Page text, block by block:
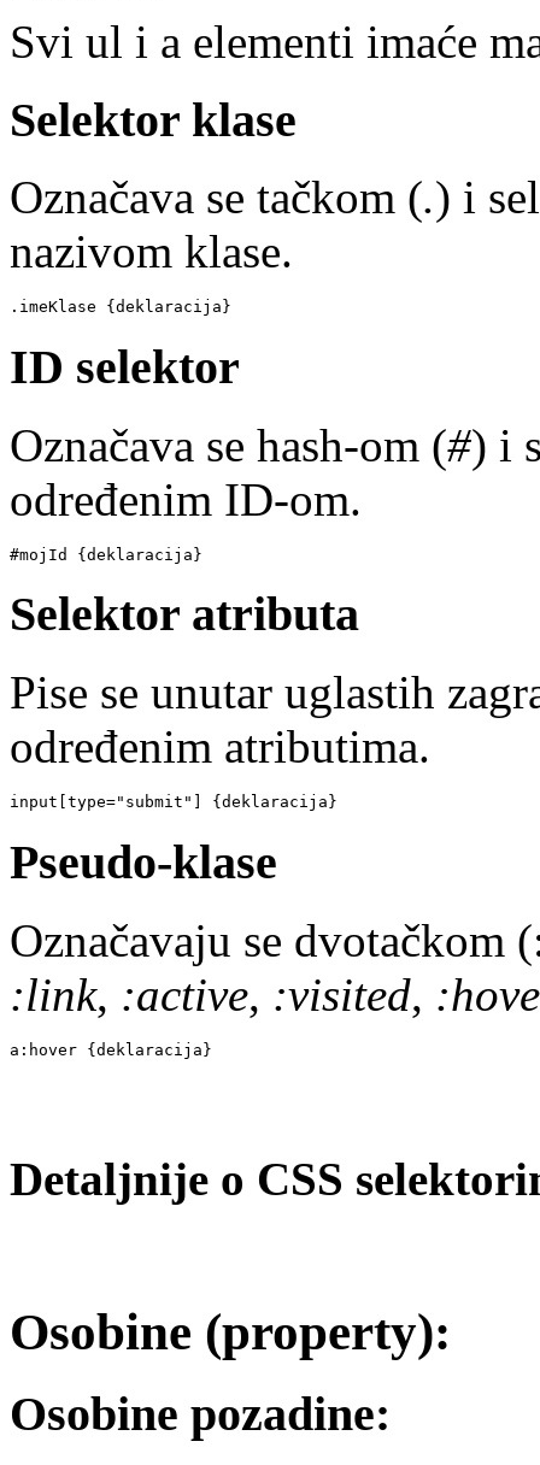
Svi ul i a elementi imaće
Selektor klase
Označava se tačkom (.) i
nazivom klase.
.imeKlase {deklaracija}
ID selektor
Označava se hash-om (#) i
određenim ID-om.
#mojId {deklaracija}
Selektor atributa
Pise se unutar uglastih
određenim atributima.
input[type="submit"] {deklaracija}
Pseudo-klase
Označavaju se dvotačkom
:link, :active, :visited,
a:hover {deklaracija}
Detaljnije o CSS
Osobine (property):
Osobine pozadine: